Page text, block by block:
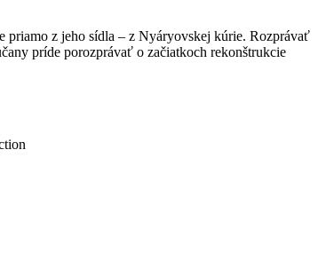
priamo z jeho sídla – z Nyáryovskej kúrie. Rozprávať
príde porozprávať o začiatkoch rekonštrukcie